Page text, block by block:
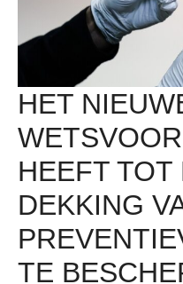
HET
HEEFT TOT
DEKKING
TE